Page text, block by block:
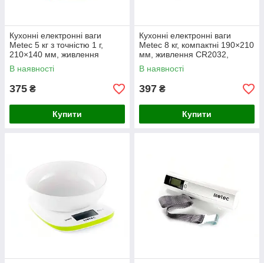
Кухонні електронні ваги
Metec 5 кг з точністю 1 г,
210×140 мм, живлення
CR2032
В наявності
375 ₴
Купити
Кухонні електронні ваги
Metec 8 кг, компактні 190×210
мм, живлення CR2032,
точність
В наявності
397 ₴
Купити